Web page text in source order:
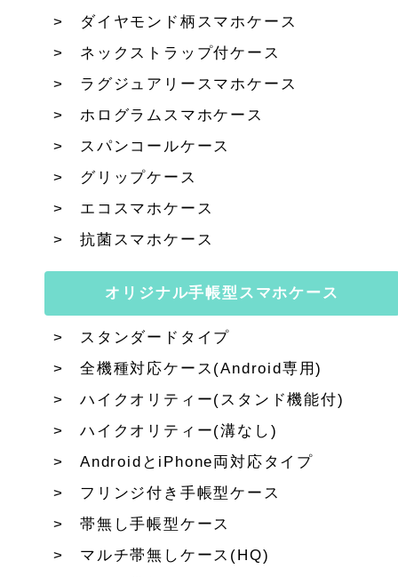
ダイヤモンド柄スマホケース
ネックストラップ付ケース
ラグジュアリースマホケース
ホログラムスマホケース
スパンコールケース
グリップケース
エコスマホケース
抗菌スマホケース
オリジナル手帳型スマホケース
スタンダードタイプ
全機種対応ケース(Android専用)
ハイクオリティー(スタンド機能付)
ハイクオリティー(溝なし)
AndroidとiPhone両対応タイプ
フリンジ付き手帳型ケース
帯無し手帳型ケース
マルチ帯無しケース(HQ)